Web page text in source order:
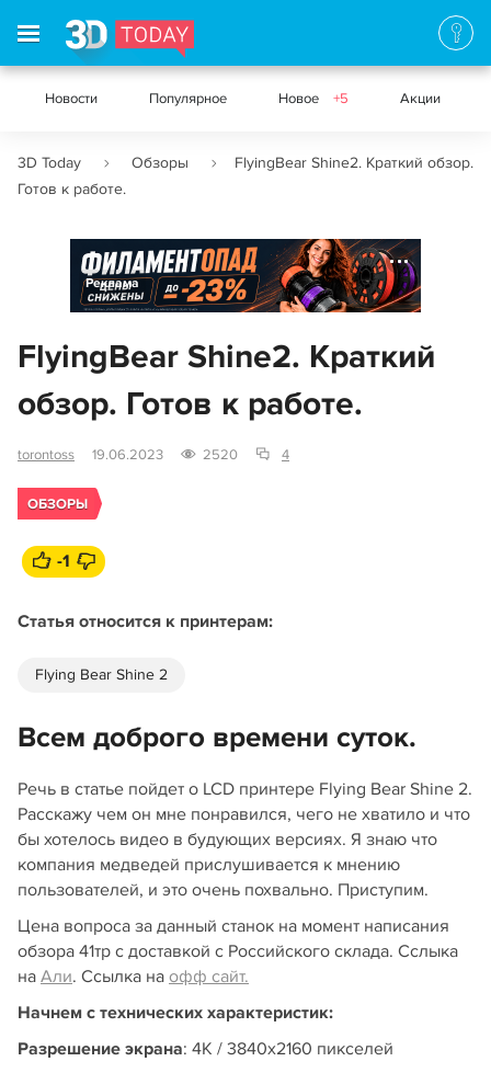
Новости Популярное Новое +5 Акции
3D Today Обзоры
FlyingBear Shine2. Краткий обзор.
Готов к работе.
Реклама
FlyingBear Shine2. Краткий
обзор. Готов к работе.
torontoss 19.06.2023 2520 4
ОБЗОРЫ
-1
Статья относится к принтерам:
Flying Bear Shine 2
Всем доброго времени суток.
Речь в статье пойдет о LCD принтере Flying Bear Shine 2.
Расскажу чем он мне понравился, чего не хватило и что
бы хотелось видео в будующих версиях. Я знаю что
компания медведей прислушивается к мнению
пользователей, и это очень похвально. Приступим.
Цена вопроса за данный станок на момент написания
обзора 41тр с доставкой с Российского склада. Сслыка
на Али. Ссылка на офф сайт.
Начнем с технических характеристик:
Разрешение экрана: 4К / 3840x2160 пикселей